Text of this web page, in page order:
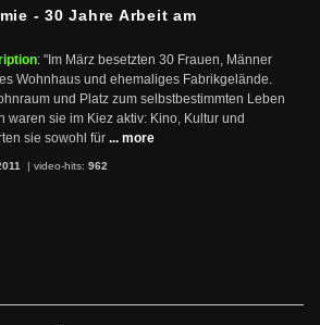
- 30 Jahre Arbeit am
: "Im März besetzten 30 Frauen, Männer
Wohnhaus und ehemaliges Fabrikgelände.
und Platz zum selbstbestimmten Leben
waren sie im Kiez aktiv: Kino, Kultur und
sie sowohl für ... more
| video-hits: 962